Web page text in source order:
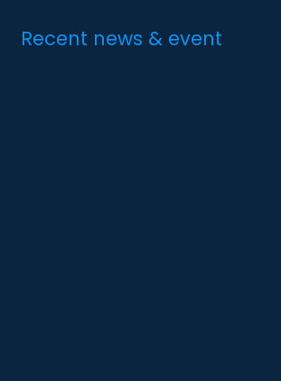
Recent news & event